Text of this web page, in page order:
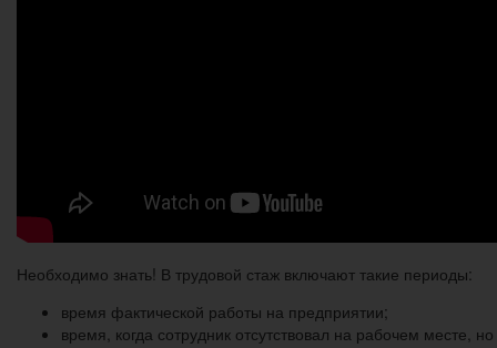
Необходимо знать! В трудовой стаж включают такие периоды:
время фактической работы на предприятии;
время, когда сотрудник отсутствовал на рабочем месте,